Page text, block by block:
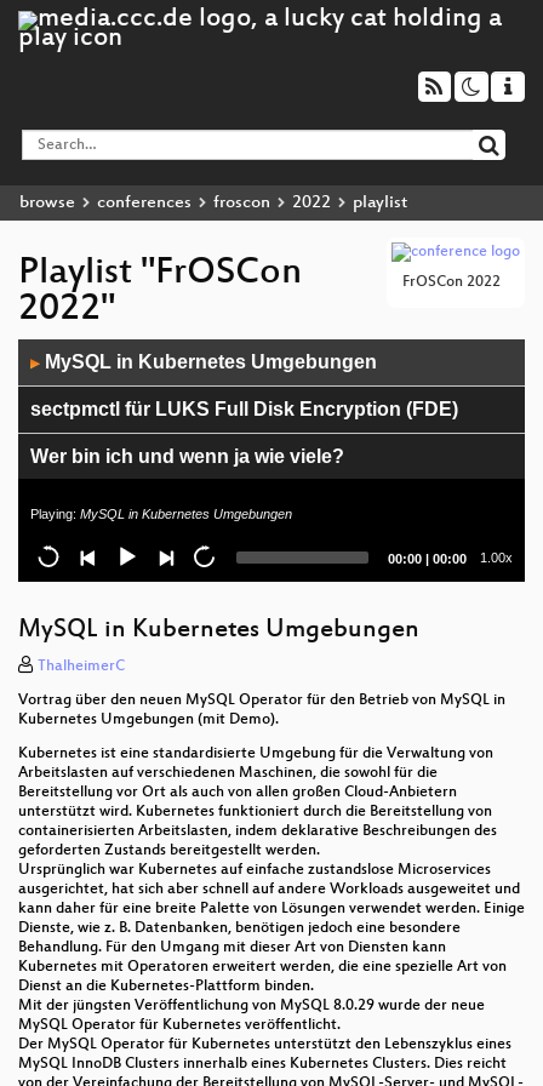
browse conferences froscon 2022 playlist
FrOSCon 2022
Playlist "FrOSCon
2022"
Player
▶ MySQL in Kubernetes Umgebungen
sectpmctl für LUKS Full Disk Encryption (FDE)
Wer bin ich und wenn ja wie viele?
Gamification und Crowdsourcing
How to solve data minimization in your SQL
Multi Cloud mit Terraform – Eine Einführung
Automatisierung im Cyberspace
Monitoring wie es 2022 sein sollte
Machine Learning + Graph Databases for Better
Recommendations
Wie die Eisenbahn aus Fehlern lernt und dabei IT-
Sicherheit erhält
SageMath Examples from the CrypTool Book
Systemkonfiguration mit Puppet
Playing: MySQL in Kubernetes Umgebungen
Current
00:00 | Total
00:00 1.00x
MySQL in Kubernetes Umgebungen
ThalheimerC
Vortrag über den neuen MySQL Operator für den Betrieb von MySQL in
Kubernetes Umgebungen (mit Demo).
Kubernetes ist eine standardisierte Umgebung für die Verwaltung von
Arbeitslasten auf verschiedenen Maschinen, die sowohl für die
Bereitstellung vor Ort als auch von allen großen Cloud-Anbietern
unterstützt wird. Kubernetes funktioniert durch die Bereitstellung von
containerisierten Arbeitslasten, indem deklarative Beschreibungen des
geforderten Zustands bereitgestellt werden.
Ursprünglich war Kubernetes auf einfache zustandslose Microservices
ausgerichtet, hat sich aber schnell auf andere Workloads ausgeweitet und
kann daher für eine breite Palette von Lösungen verwendet werden. Einige
Dienste, wie z. B. Datenbanken, benötigen jedoch eine besondere
Behandlung. Für den Umgang mit dieser Art von Diensten kann
Kubernetes mit Operatoren erweitert werden, die eine spezielle Art von
Dienst an die Kubernetes-Plattform binden.
Mit der jüngsten Veröffentlichung von MySQL 8.0.29 wurde der neue
MySQL Operator für Kubernetes veröffentlicht.
Der MySQL Operator für Kubernetes unterstützt den Lebenszyklus eines
MySQL InnoDB Clusters innerhalb eines Kubernetes Clusters. Dies reicht